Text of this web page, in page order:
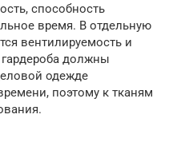
способность
время. В отдельную
вентилируемость и
должны
одежде
поэтому к тканям